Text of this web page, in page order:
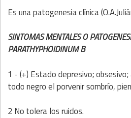
Es una patogenesia clínica
SINTOMAS MENTALES O
PARATHYPHOIDINUM B
1 - (+) Estado depresivo;
todo negro el porvenir sombrío,
2 No tolera los ruidos.